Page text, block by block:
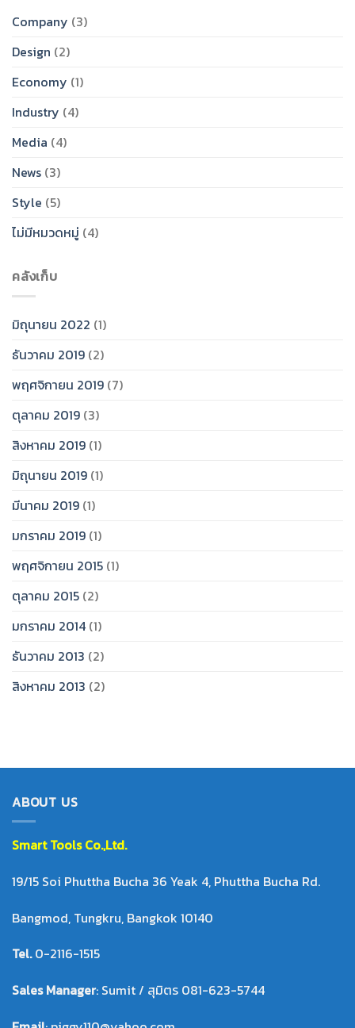
Company (3)
Design (2)
Economy (1)
Industry (4)
Media (4)
News (3)
Style (5)
ไม่มีหมวดหมู่ (4)
คลังเก็บ
มิถุนายน 2022 (1)
ธันวาคม 2019 (2)
พฤศจิกายน 2019 (7)
ตุลาคม 2019 (3)
สิงหาคม 2019 (1)
มิถุนายน 2019 (1)
มีนาคม 2019 (1)
มกราคม 2019 (1)
พฤศจิกายน 2015 (1)
ตุลาคม 2015 (2)
มกราคม 2014 (1)
ธันวาคม 2013 (2)
สิงหาคม 2013 (2)
ABOUT US
Smart Tools Co.,Ltd.
19/15 Soi Phuttha Bucha 36 Yeak 4, Phuttha Bucha Rd.
Bangmod, Tungkru, Bangkok 10140
Tel.0-2116-1515
Sales Manager: Sumit / สุมิตร 081-623-5744